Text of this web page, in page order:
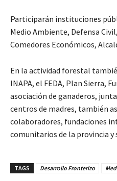
Participarán instituciones
Medio Ambiente, Defensa
Comedores Económicos,
En la actividad forestal
INAPA, el FEDA, Plan Sierra,
asociación de ganaderos,
centros de madres, también
colaboradores, fundaciones
comunitarios de la provincia
TAGS Desarrollo Fronterizo